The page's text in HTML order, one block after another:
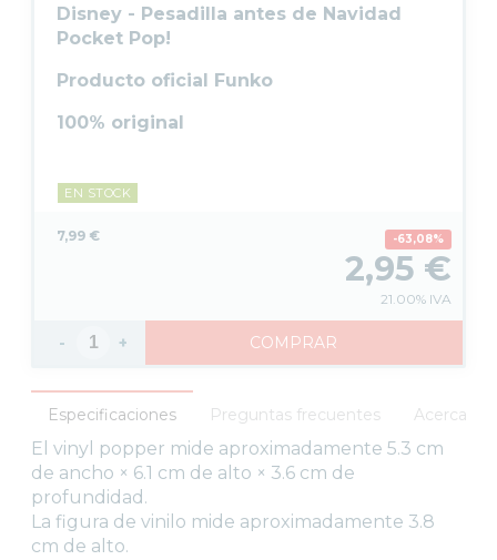
Disney - Pesadilla antes de Navidad
Pocket Pop!
Producto oficial Funko
100% original
EN STOCK
7,99 € 63,08%
2,95 €
21.00% IVA
- + COMPRAR
Especificaciones Preguntas frecuentes Acerca
El vinyl popper mide aproximadamente 5.3 cm
de ancho × 6.1 cm de alto × 3.6 cm de
profundidad.
La figura de vinilo mide aproximadamente 3.8
cm de alto.